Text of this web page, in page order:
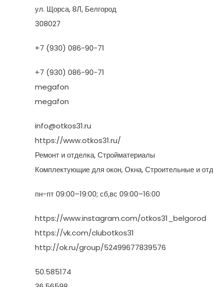
ул. Щорса, 8Л, Белгород
308027
+7 (930) 086-90-71
+7 (930) 086-90-71
megafon
megafon
info@otkos31.ru
https://www.otkos31.ru/
Ремонт и отделка, Стройматериалы
Комплектующие для окон, Окна, Строительные и
пн-пт 09:00–19:00; сб,вс 09:00–16:00
https://www.instagram.com/otkos31_belgorod
https://vk.com/clubotkos31
http://ok.ru/group/52499677839576
50.585174